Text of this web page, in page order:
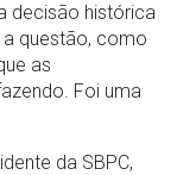
decisão histórica
questão, como
as
Foi uma
da SBPC,